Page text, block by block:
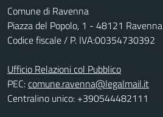
Comune di Ravenna
Piazza del Popolo, 1 - 48121 Ravenna
Codice fiscale / P. IVA:00354730392
Ufficio Relazioni col Pubblico
PEC:comune.ravenna@legalmail.it
Centralino unico: +390544482111